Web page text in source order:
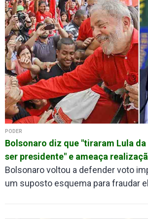
PODER
Bolsonaro diz que "tiraram Lula
ser presidente" e ameaça
Bolsonaro voltou a defender voto
um suposto esquema para fraudar